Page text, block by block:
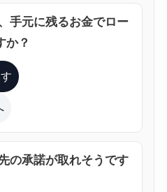
手元に残るお金でロー
か？
の承諾が取れそうです